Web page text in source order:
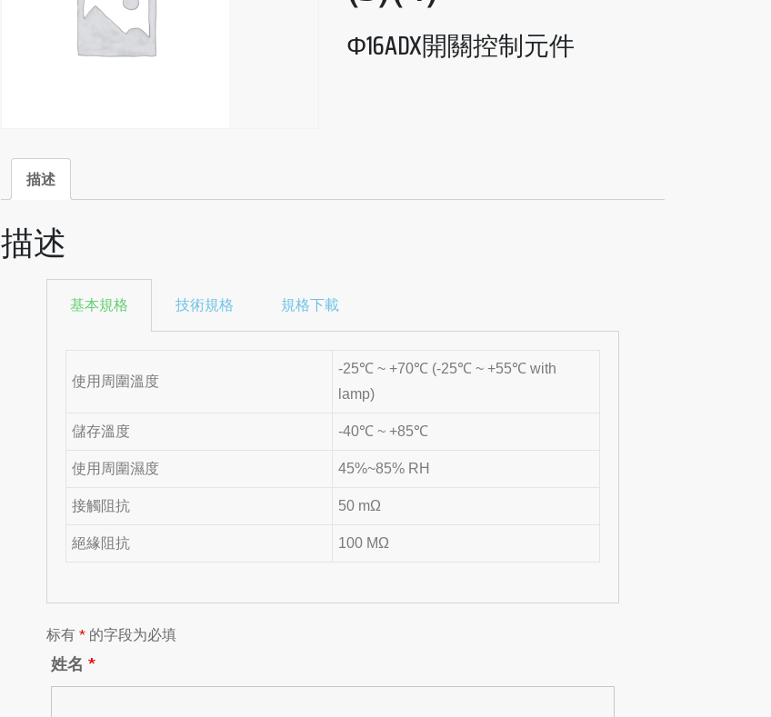
Φ16ADX開關控制元件
描述
描述
基本規格 技術規格 規格下載
使用周圍溫度
-25℃ ~ +70℃ (-25℃ ~ +55℃ with
lamp)
儲存溫度 -40℃ ~ +85℃
使用周圍濕度 45%~85% RH
接觸阻抗 50 mΩ
絕緣阻抗 100 MΩ
标有 * 的字段为必填
姓名 *